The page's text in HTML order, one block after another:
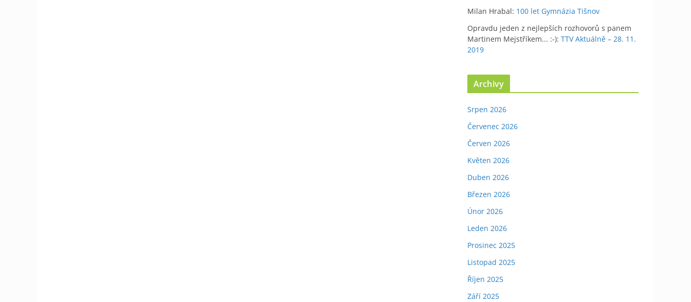
Milan Hrabal: 100 let Gymnázia Tišnov
Opravdu jeden z nejlepších rozhovorů s panem
Martinem Mejstříkem... :-): TTV Aktuálně – 28. 11.
2019
Archivy
Srpen 2026
Červenec 2026
Červen 2026
Květen 2026
Duben 2026
Březen 2026
Únor 2026
Leden 2026
Prosinec 2025
Listopad 2025
Říjen 2025
Září 2025